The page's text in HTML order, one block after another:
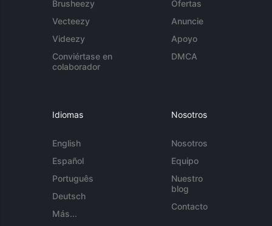
Brusheezy
Vecteezy
Videezy
Conviértase en
colaborador
Ofertas
Anuncie
Apoyo
DMCA
Idiomas
English
Español
Português
Deutsch
Más...
Nosotros
Nosotros
Equipo
Nuestro
blog
Contacto